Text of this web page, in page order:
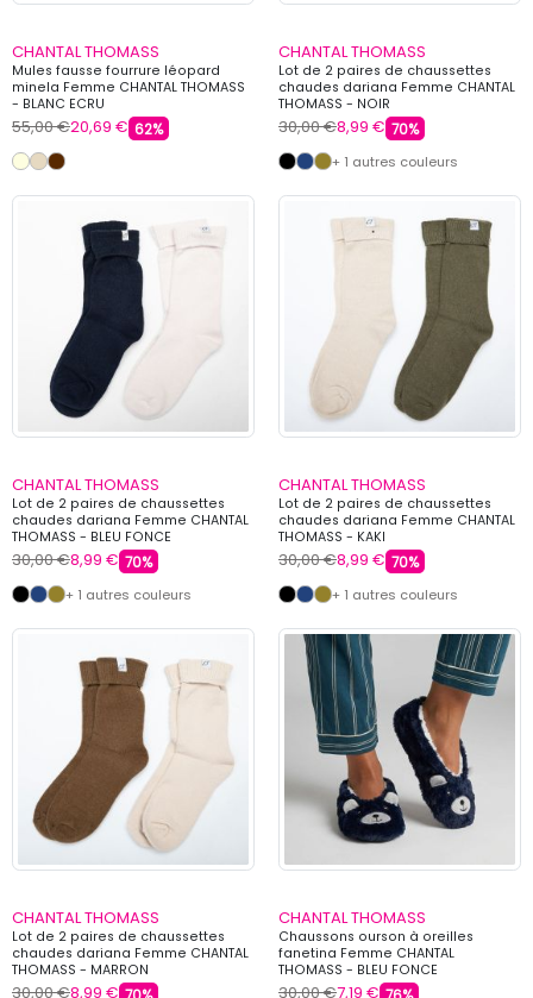
CHANTAL THOMASS
Mules fausse fourrure léopard
minela Femme CHANTAL THOMASS
- BLANC ECRU
55,00 €20,69 € 62%
CHANTAL THOMASS
Lot de 2 paires de chaussettes
chaudes dariana Femme CHANTAL
THOMASS - NOIR
30,00 €8,99 € 70%
+ 1 autres couleurs
CHANTAL THOMASS
Lot de 2 paires de chaussettes
chaudes dariana Femme CHANTAL
THOMASS - BLEU FONCE
30,00 €8,99 € 70%
+ 1 autres couleurs
CHANTAL THOMASS
Lot de 2 paires de chaussettes
chaudes dariana Femme CHANTAL
THOMASS - KAKI
30,00 €8,99 € 70%
+ 1 autres couleurs
CHANTAL THOMASS
Lot de 2 paires de chaussettes
chaudes dariana Femme CHANTAL
THOMASS - MARRON
30,00 €8,99 €
CHANTAL THOMASS
Chaussons ourson à oreilles
fanetina Femme CHANTAL
THOMASS - BLEU FONCE
30,00 €7,19 €